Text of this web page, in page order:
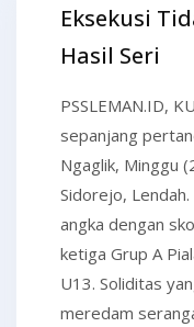
Eksekusi
Hasil Seri
PSSLEMAN.ID,
sepanjang
Ngaglik, Minggu
Sidorejo,
angka dengan
ketiga Grup A
U13. Soliditas
meredam